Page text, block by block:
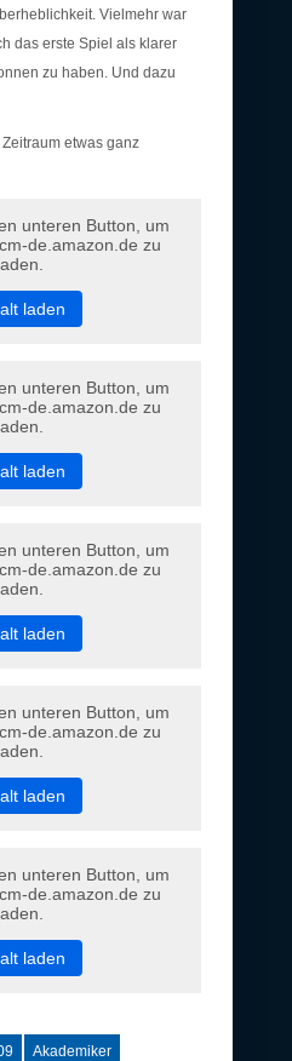
Vielmehr war
das erste Spiel als klarer
zu haben. Und dazu
etwas ganz
unteren Button, um
de.amazon.de zu
laden
unteren Button, um
de.amazon.de zu
laden
unteren Button, um
de.amazon.de zu
laden
unteren Button, um
de.amazon.de zu
laden
unteren Button, um
de.amazon.de zu
laden
Akademiker